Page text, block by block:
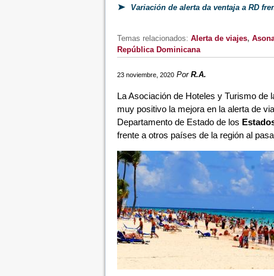
Variación de alerta da ventaja a RD
Temas relacionados: Alerta de viajes,
República Dominicana
23 noviembre, 2020 Por R.A.
La Asociación de Hoteles y Turismo de
muy positivo la mejora en la alerta de
Departamento de Estado de los
frente a otros países de la región al